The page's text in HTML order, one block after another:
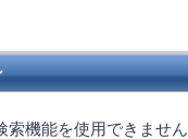
索機能を使用できません